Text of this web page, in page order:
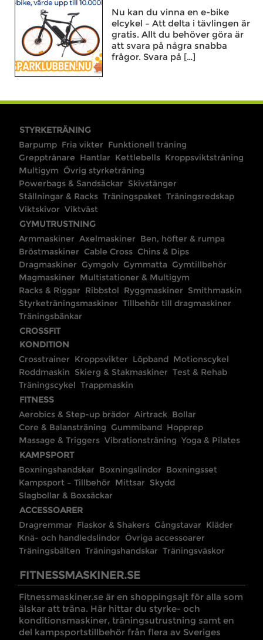
Nu kan du vinna en e-bike
elcykel – Att delta i tävlingen är
gratis. Allt du behöver göra är
att svara på några snabba
frågor. Svara på […]
STYRKETRÄNING
Barpump Fria vikter Funktionell träning
Grepptränare Hantlar Kettlebells Kroppsviktsträning
Multigym Övrig styrketräning
Powerbags & Sandsäckar Skivstänger
Ställningar & Racks Träningspaket Träningsredskap
Viktskivor Viktväst
GYMUTRUSTNING
Armmaskiner Axelmaskiner Ben, höfter & rumpa
Bröstmaskiner Cable Cross Chins & Dips
Dragmaskiner Gymgolv Gymmatta Gymtillbehör
Magmaskiner Multistationer & Multigym
Racks & Riggar Ribbstol Ryggmaskiner Smithmaskin
Styrketräningsmaskiner Tillbehör till dragmaskiner
Träningsbänkar
CROSSFIT
KONDITION
Crosstrainer Kroppsvikter Löpband Motionscykel
Roddmaskin Skierg & Stakmaskiner Test & Rehab
Träningscykel Trappmaskin
FITNESS
Aerobics & Step-up brädor Airtrack Bollar
Core & Balansträning Gummiband Hopprep
Massage & Triggers Vibrationsträning Yoga & Pilates
KAMPSPORT
Boxningshandskar Boxningslindor Boxningsset
Kampsport – Tillbehör Mittsar Skydd
Slagbollar & Boxsäckar
ACCESSOARER
Dragremmar Flaskor & Shakers Gångstavar Kläder
Knä- och handledslindor Övriga accessoarer
Träningsbälten Träningshandskar Träningsväskor
FITNESSMASKINER.SE
Fitnessmaskiner.se är en shoppingsajt för alla som
älskar att träna. Här hittar du styrke- och
konditionsmaskiner, träningsutrustning samt en
del kampsportstillbehör från flera av Sveriges